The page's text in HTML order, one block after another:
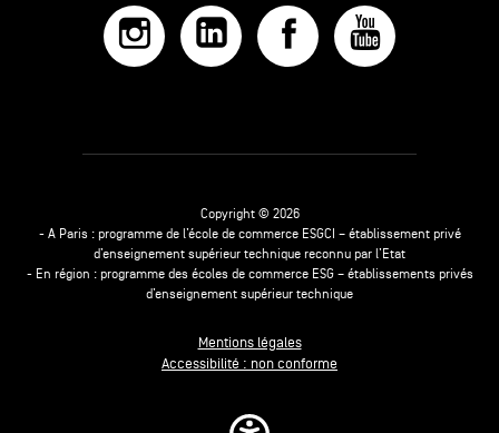
Copyright © 2026
- A Paris : programme de l’école de commerce ESGCI – établissement privé
d’enseignement supérieur technique reconnu par l’Etat
- En région : programme des écoles de commerce ESG – établissements privés
d’enseignement supérieur technique
Mentions légales
Accessibilité : non conforme